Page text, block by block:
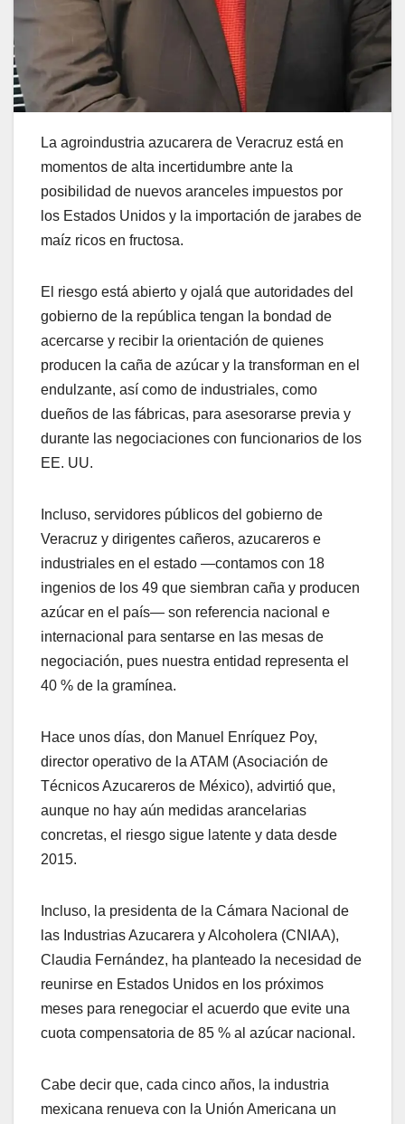
La agroindustria azucarera de Veracruz está en
momentos de alta incertidumbre ante la
posibilidad de nuevos aranceles impuestos por
los Estados Unidos y la importación de jarabes de
maíz ricos en fructosa.
El riesgo está abierto y ojalá que autoridades del
gobierno de la república tengan la bondad de
acercarse y recibir la orientación de quienes
producen la caña de azúcar y la transforman en el
endulzante, así como de industriales, como
dueños de las fábricas, para asesorarse previa y
durante las negociaciones con funcionarios de los
EE. UU.
Incluso, servidores públicos del gobierno de
Veracruz y dirigentes cañeros, azucareros e
industriales en el estado —contamos con 18
ingenios de los 49 que siembran caña y producen
azúcar en el país— son referencia nacional e
internacional para sentarse en las mesas de
negociación, pues nuestra entidad representa el
40 % de la gramínea.
Hace unos días, don Manuel Enríquez Poy,
director operativo de la ATAM (Asociación de
Técnicos Azucareros de México), advirtió que,
aunque no hay aún medidas arancelarias
concretas, el riesgo sigue latente y data desde
2015.
Incluso, la presidenta de la Cámara Nacional de
las Industrias Azucarera y Alcoholera (CNIAA),
Claudia Fernández, ha planteado la necesidad de
reunirse en Estados Unidos en los próximos
meses para renegociar el acuerdo que evite una
cuota compensatoria de 85 % al azúcar nacional.
Cabe decir que, cada cinco años, la industria
mexicana renueva con la Unión Americana un